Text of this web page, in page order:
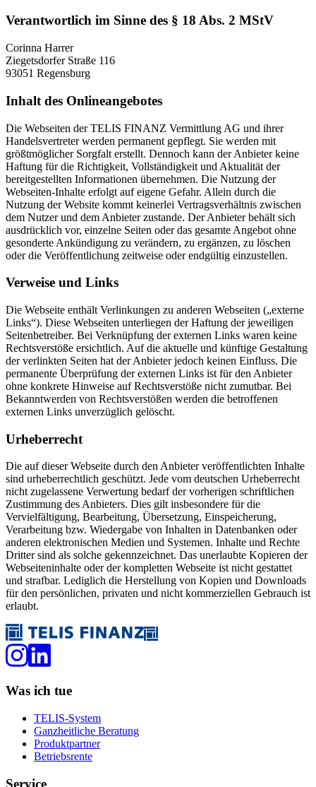
Verantwortlich im Sinne des § 18 Abs. 2 MStV
Corinna Harrer
Ziegetsdorfer Straße 116
93051 Regensburg
Inhalt des Onlineangebotes
Die Webseiten der TELIS FINANZ Vermittlung AG und ihrer
Handelsvertreter werden permanent gepflegt. Sie werden mit
größtmöglicher Sorgfalt erstellt. Dennoch kann der Anbieter keine
Haftung für die Richtigkeit, Vollständigkeit und Aktualität der
bereitgestellten Informationen übernehmen. Die Nutzung der
Webseiten-Inhalte erfolgt auf eigene Gefahr. Allein durch die
Nutzung der Website kommt keinerlei Vertragsverhältnis zwischen
dem Nutzer und dem Anbieter zustande. Der Anbieter behält sich
ausdrücklich vor, einzelne Seiten oder das gesamte Angebot ohne
gesonderte Ankündigung zu verändern, zu ergänzen, zu löschen
oder die Veröffentlichung zeitweise oder endgültig einzustellen.
Verweise und Links
Die Webseite enthält Verlinkungen zu anderen Webseiten („externe
Links“). Diese Webseiten unterliegen der Haftung der jeweiligen
Seitenbetreiber. Bei Verknüpfung der externen Links waren keine
Rechtsverstöße ersichtlich. Auf die aktuelle und künftige Gestaltung
der verlinkten Seiten hat der Anbieter jedoch keinen Einfluss. Die
permanente Überprüfung der externen Links ist für den Anbieter
ohne konkrete Hinweise auf Rechtsverstöße nicht zumutbar. Bei
Bekanntwerden von Rechtsverstößen werden die betroffenen
externen Links unverzüglich gelöscht.
Urheberrecht
Die auf dieser Webseite durch den Anbieter veröffentlichten Inhalte
sind urheberrechtlich geschützt. Jede vom deutschen Urheberrecht
nicht zugelassene Verwertung bedarf der vorherigen schriftlichen
Zustimmung des Anbieters. Dies gilt insbesondere für die
Vervielfältigung, Bearbeitung, Übersetzung, Einspeicherung,
Verarbeitung bzw. Wiedergabe von Inhalten in Datenbanken oder
anderen elektronischen Medien und Systemen. Inhalte und Rechte
Dritter sind als solche gekennzeichnet. Das unerlaubte Kopieren der
Webseiteninhalte oder der kompletten Webseite ist nicht gestattet
und strafbar. Lediglich die Herstellung von Kopien und Downloads
für den persönlichen, privaten und nicht kommerziellen Gebrauch ist
erlaubt.
Was ich tue
TELIS-System
Ganzheitliche Beratung
Produktpartner
Betriebsrente
Service